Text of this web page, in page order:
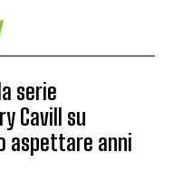
serie
Cavill su
aspettare anni